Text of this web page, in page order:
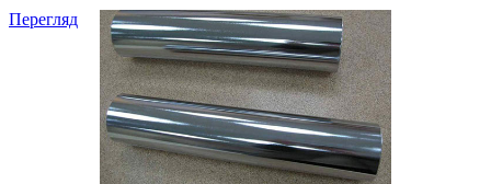
Перегляд